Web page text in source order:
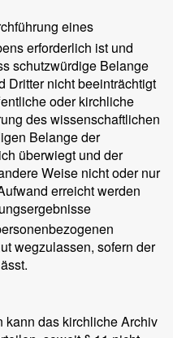
eines
erforderlich ist und
schutzwürdige Belange
Dritter nicht beeinträchtigt
oder kirchliche
des wissenschaftlichen
Belange der
überwiegt und der
Weise nicht oder nur
erreicht werden
wegzulassen, sofern der
kann das kirchliche Archiv